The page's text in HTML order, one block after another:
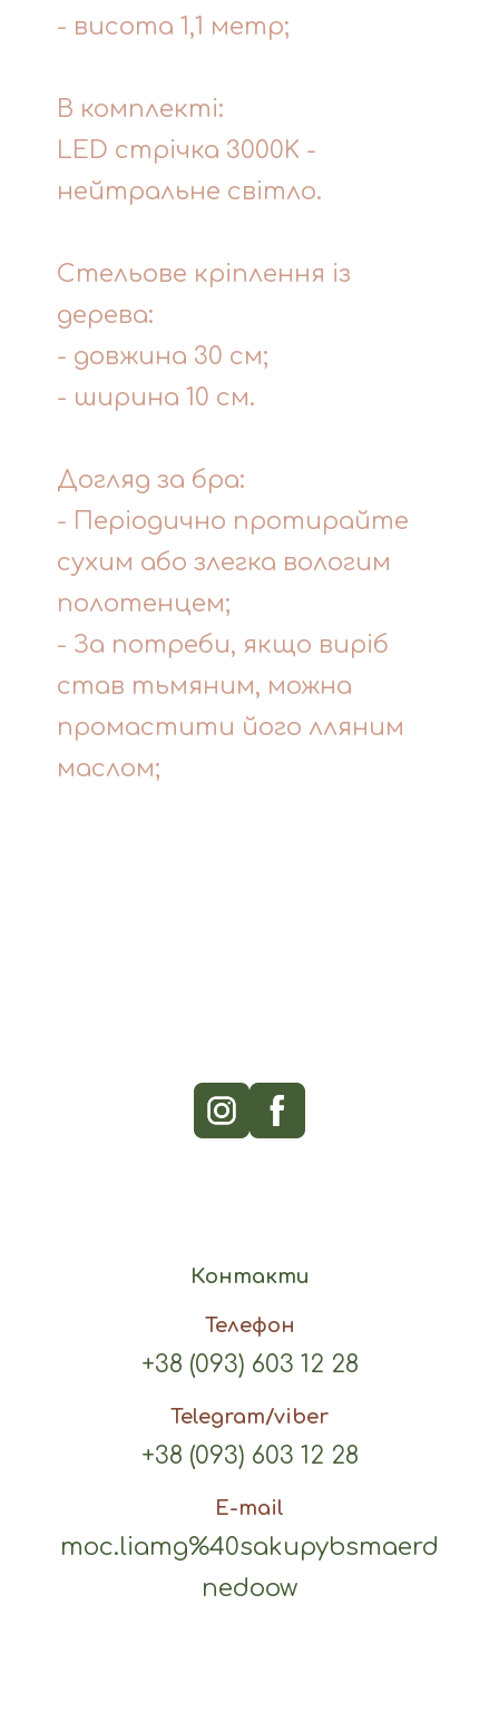
- висота 1,1 метр;
В комплекті:
LED стрічка 3000K -
нейтральне світло.
Cтельове кріплення із
дерева:
- довжина 30 см;
- ширина 10 см.
Догляд за бра:
- Періодично протирайте
сухим або злегка вологим
полотенцем;
- За потреби, якщо виріб
став тьмяним, можна
промастити його лляним
маслом;
Контакти
Телефон
+38 (093) 603 12 28
Telegram/viber
+38 (093) 603 12 28
E-mail
moc.liamg%40sakupybsmaerd
nedoow